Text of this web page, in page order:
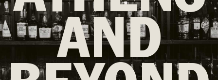
AND